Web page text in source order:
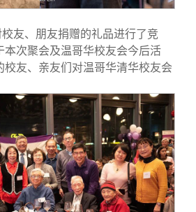
友、朋友捐赠的礼品进行了竞
本次聚会及温哥华校友会今后活
校友、亲友们对温哥华清华校友会